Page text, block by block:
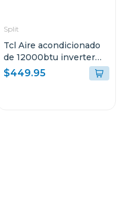
Split
Tcl Aire acondicionado
de 12000btu inverter
wi-fi r32 tac12csdi
$449.95